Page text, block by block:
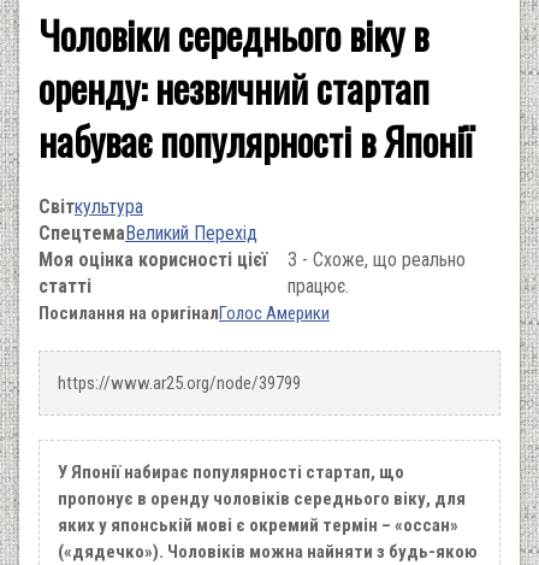
Чоловіки середнього віку в
оренду: незвичний стартап
набуває популярності в Японії
Світкультура
СпецтемаВеликий Перехід
Моя оцінка корисності цієї
статті
3 - Схоже, що реально
працює.
Посилання на оригіналГолос Америки
https://www.ar25.org/node/39799
У Японії набирає популярності стартап, що
пропонує в оренду чоловіків середнього віку, для
яких у японській мові є окремий термін – «оссан»
(«дядечко»). Чоловіків можна найняти з будь-якою